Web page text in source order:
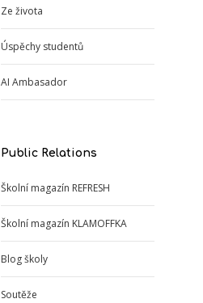
Ze života
Úspěchy studentů
AI Ambasador
Public Relations
Školní magazín REFRESH
Školní magazín KLAMOFFKA
Blog školy
Soutěže